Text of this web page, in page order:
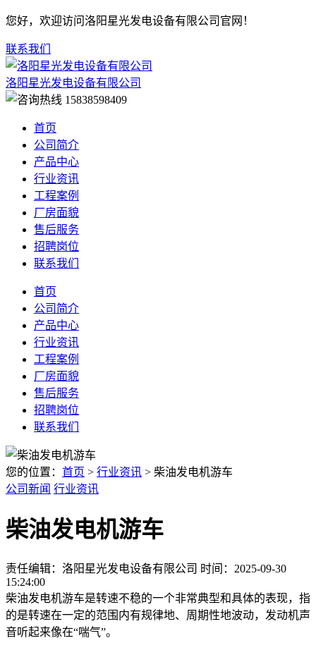
您好，欢迎访问洛阳星光发电设备有限公司官网！
联系我们
洛阳星光发电设备有限公司
15838598409
首页
公司简介
产品中心
行业资讯
工程案例
厂房面貌
售后服务
招聘岗位
联系我们
首页
公司简介
产品中心
行业资讯
工程案例
厂房面貌
售后服务
招聘岗位
联系我们
您的位置： 首页 > 行业资讯 > 柴油发电机游车
公司新闻 行业资讯
柴油发电机游车
责任编辑：洛阳星光发电设备有限公司 时间：2025-09-30
15:24:00
柴油发电机游车是转速不稳的一个非常典型和具体的表现，指
的是转速在一定的范围内有规律地、周期性地波动，发动机声
音听起来像在“喘气”。